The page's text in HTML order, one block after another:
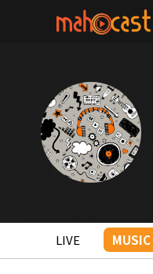
LIVE MUSIC